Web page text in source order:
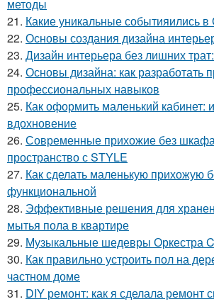
методы
21. Какие уникальные событияились в
22. Основы создания дизайна
23. Дизайн интерьера без лишних
24. Основы дизайна: как разработать
профессиональных навыков
25. Как оформить маленький кабинет:
вдохновение
26. Современные прихожие без
пространство с STYLE
27. Как сделать маленькую прихожую
функциональной
28. Эффективные решения для
мытья пола в квартире
29. Музыкальные шедевры Оркестра
30. Как правильно устроить пол на
частном доме
31. DIY ремонт: как я сделала ремонт